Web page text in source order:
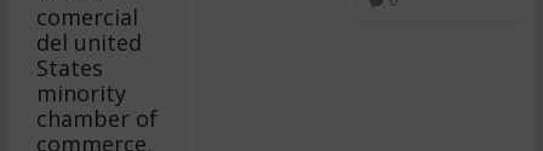
comercial
del united
States
minority
chamber of
commerce,